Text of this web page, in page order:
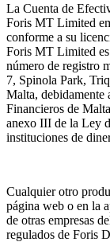
La Cuenta de
Foris MT Limited
conforme a su
Foris MT Limited
número de registro
7, Spinola Park,
Malta, debidamente
Financieros de
anexo III de la Ley
instituciones de
Cualquier otro
página web o en la
de otras empresas
regulados de Foris